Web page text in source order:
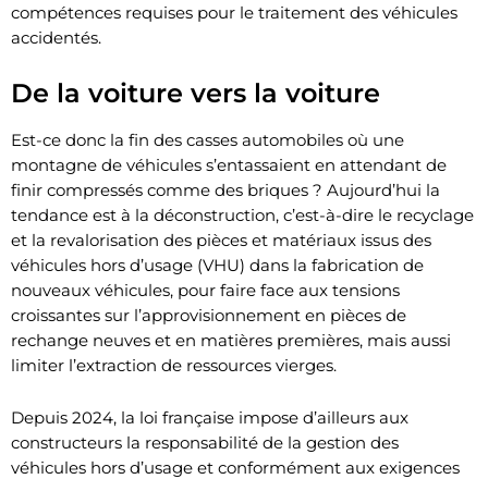
compétences requises pour le traitement des véhicules
accidentés.
De la voiture vers la voiture
Est-ce donc la fin des casses automobiles où une
montagne de véhicules s’entassaient en attendant de
finir compressés comme des briques ? Aujourd’hui la
tendance est à la déconstruction, c’est-à-dire le recyclage
et la revalorisation des pièces et matériaux issus des
véhicules hors d’usage (VHU) dans la fabrication de
nouveaux véhicules, pour faire face aux tensions
croissantes sur l’approvisionnement en pièces de
rechange neuves et en matières premières, mais aussi
limiter l’extraction de ressources vierges.
Depuis 2024, la loi française impose d’ailleurs aux
constructeurs la responsabilité de la gestion des
véhicules hors d’usage et conformément aux exigences